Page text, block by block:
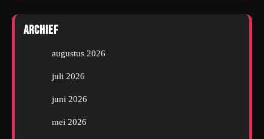
Archief
augustus 2026
juli 2026
juni 2026
mei 2026